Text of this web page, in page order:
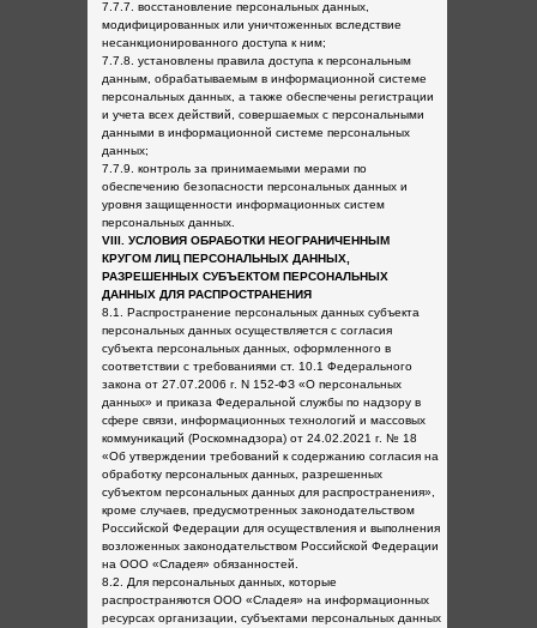
7.7.7. восстановление персональных данных,
модифицированных или уничтоженных вследствие
несанкционированного доступа к ним;
7.7.8. установлены правила доступа к персональным
данным, обрабатываемым в информационной системе
персональных данных, а также обеспечены регистрации
и учета всех действий, совершаемых с персональными
данными в информационной системе персональных
данных;
7.7.9. контроль за принимаемыми мерами по
обеспечению безопасности персональных данных и
уровня защищенности информационных систем
персональных данных.
VIII. УСЛОВИЯ ОБРАБОТКИ НЕОГРАНИЧЕННЫМ
КРУГОМ ЛИЦ ПЕРСОНАЛЬНЫХ ДАННЫХ,
РАЗРЕШЕННЫХ СУБЪЕКТОМ ПЕРСОНАЛЬНЫХ
ДАННЫХ ДЛЯ РАСПРОСТРАНЕНИЯ
8.1. Распространение персональных данных субъекта
персональных данных осуществляется с согласия
субъекта персональных данных, оформленного в
соответствии с требованиями ст. 10.1 Федерального
закона от 27.07.2006 г. N 152-ФЗ «О персональных
данных» и приказа Федеральной службы по надзору в
сфере связи, информационных технологий и массовых
коммуникаций (Роскомнадзора) от 24.02.2021 г. № 18
«Об утверждении требований к содержанию согласия на
обработку персональных данных, разрешенных
субъектом персональных данных для распространения»,
кроме случаев, предусмотренных законодательством
Российской Федерации для осуществления и выполнения
возложенных законодательством Российской Федерации
на ООО «Сладея» обязанностей.
8.2. Для персональных данных, которые
распространяются ООО «Сладея» на информационных
ресурсах организации, субъектами персональных данных